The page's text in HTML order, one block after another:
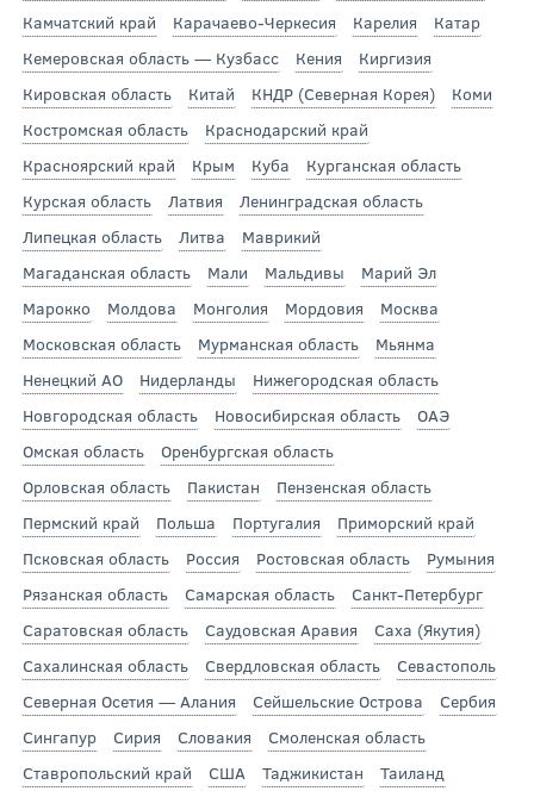
Камчатский край
Карачаево-Черкесия Карелия
Катар
Кемеровская область — Кузбасс
Кения
Киргизия
Кировская область
Китай КНДР (Северная Корея)
Коми
Костромская область
Краснодарский край
Красноярский край
Крым Куба
Курганская область
Курская область
Латвия
Ленинградская область
Липецкая область
Литва
Маврикий
Магаданская область
Мали Мальдивы
Марий Эл
Марокко
Молдова Монголия Мордовия
Москва
Московская область
Мурманская область
Мьянма
Ненецкий АО
Нидерланды
Нижегородская область
Новгородская область
Новосибирская область
ОАЭ
Омская область
Оренбургская область
Орловская область
Пакистан
Пензенская область
Пермский край
Польша Португалия
Приморский край
Псковская область
Россия Ростовская область
Румыния
Рязанская область
Самарская область
Санкт-Петербург
Саратовская область
Саудовская Аравия
Саха (Якутия)
Сахалинская область
Свердловская область
Севастополь
Северная Осетия — Алания
Сейшельские Острова
Сербия
Сингапур
Сирия Словакия
Смоленская область
Ставропольский край
США Таджикистан
Таиланд